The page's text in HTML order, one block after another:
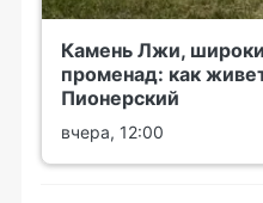
Камень Лжи,
променад: как
Пионерский
вчера, 12:00